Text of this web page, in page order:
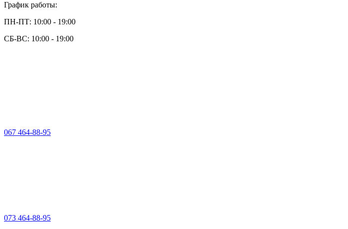
График работы:
ПН-ПТ: 10:00 - 19:00
СБ-ВС: 10:00 - 19:00
067 464-88-95
073 464-88-95